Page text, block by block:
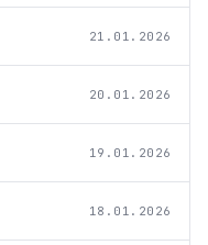
21.01.2026
20.01.2026
19.01.2026
18.01.2026